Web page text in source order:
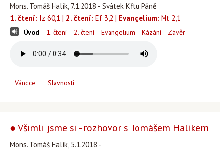
Mons. Tomáš Halík, 7.1.2018 - Svátek Křtu Páně
1. čtení: Iz 60,1 | 2. čtení: Ef 3,2 | Evangelium: Mt 2,1
Úvod 1. čtení 2. čtení Evangelium Kázání Závěr
Vánoce Slavnosti
● Všimli jsme si - rozhovor s Tomášem Halíkem
Mons. Tomáš Halík, 5.1.2018 -